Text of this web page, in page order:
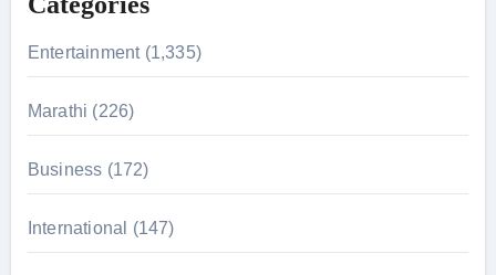
o
r
:
Entertainment (1,335)
Marathi (226)
Business (172)
International (147)